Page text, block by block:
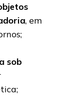
, em
sob